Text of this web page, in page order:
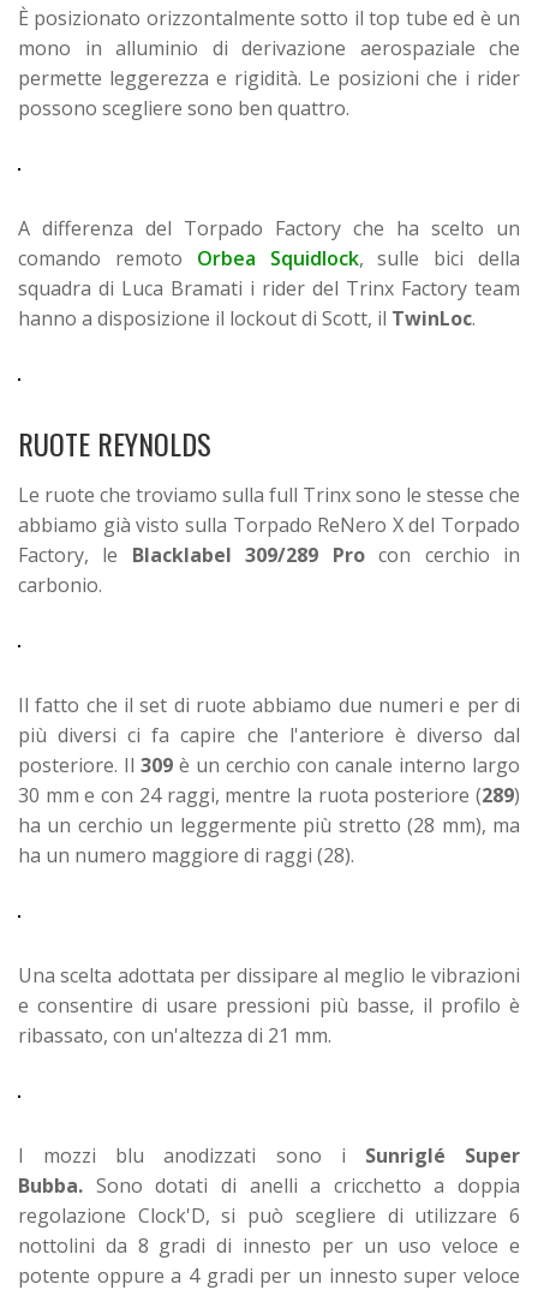
È posizionato orizzontalmente sotto il top tube ed è un
mono in alluminio di derivazione aerospaziale che
permette leggerezza e rigidità. Le posizioni che i rider
possono scegliere sono ben quattro.
A differenza del Torpado Factory che ha scelto un
comando remoto Orbea Squidlock, sulle bici della
squadra di Luca Bramati i rider del Trinx Factory team
hanno a disposizione il lockout di Scott, il TwinLoc.
RUOTE REYNOLDS
Le ruote che troviamo sulla full Trinx sono le stesse che
abbiamo già visto sulla Torpado ReNero X del Torpado
Factory, le Blacklabel 309/289 Procon cerchio in
carbonio.
Il fatto che il set di ruote abbiamo due numeri e per di
più diversi ci fa capire che l'anteriore è diverso dal
posteriore. Il 309 è un cerchio con canale interno largo
30 mm e con 24 raggi, mentre la ruota posteriore (289)
ha un cerchio un leggermente più stretto (28 mm), ma
ha un numero maggiore di raggi (28).
Una scelta adottata per dissipare al meglio le vibrazioni
e consentire di usare pressioni più basse, il profilo è
ribassato, con un'altezza di 21 mm.
I mozzi blu anodizzati sono i Sunriglé Super
Bubba. Sono dotati di anelli a cricchetto a doppia
regolazione Clock'D, si può scegliere di utilizzare 6
nottolini da 8 gradi di innesto per un uso veloce e
potente oppure a 4 gradi per un innesto super veloce